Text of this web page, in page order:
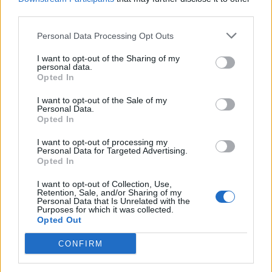
Personal Data Processing Opt Outs
I want to opt-out of the Sharing of my
personal data.
Opted In
I want to opt-out of the Sale of my
Personal Data.
Opted In
I want to opt-out of processing my
Personal Data for Targeted Advertising.
Opted In
I want to opt-out of Collection, Use,
Retention, Sale, and/or Sharing of my
Personal Data that Is Unrelated with the
Purposes for which it was collected.
Opted Out
CONFIRM
A propos Nathalie Leclerc
Nathalie Leclerc est une journaliste spécialisée en santé et
médecine. Mère de deux enfants, elle allie une solide
expertise journalistique à une expérience concrète de la
santé familiale et de la nutrition. Fervente adepte d’un mode
de vie sain, écologique et durable, elle s’engage depuis de
nombreuses années en faveur des produits biologiques et
des solutions de ménage respectueuses de l’environnement.
Grâce à cette double casquette de journaliste et de maman
engagée, Nathalie propose des conseils pratiques, fiables et
accessibles, permettant à ses lecteurs de mieux naviguer